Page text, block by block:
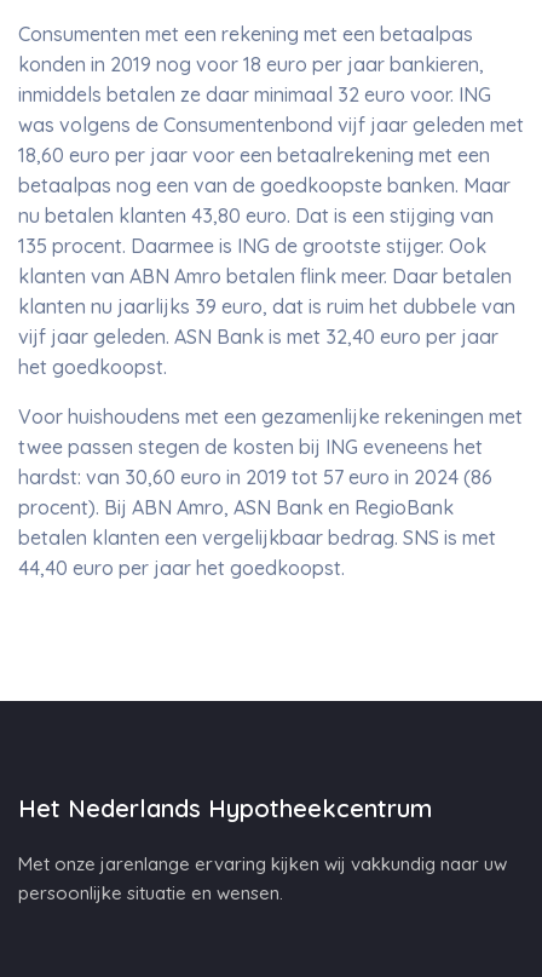
Consumenten met een rekening met een betaalpas
konden in 2019 nog voor 18 euro per jaar bankieren,
inmiddels betalen ze daar minimaal 32 euro voor. ING
was volgens de Consumentenbond vijf jaar geleden met
18,60 euro per jaar voor een betaalrekening met een
betaalpas nog een van de goedkoopste banken. Maar
nu betalen klanten 43,80 euro. Dat is een stijging van
135 procent. Daarmee is ING de grootste stijger. Ook
klanten van ABN Amro betalen flink meer. Daar betalen
klanten nu jaarlijks 39 euro, dat is ruim het dubbele van
vijf jaar geleden. ASN Bank is met 32,40 euro per jaar
het goedkoopst.
Voor huishoudens met een gezamenlijke rekeningen met
twee passen stegen de kosten bij ING eveneens het
hardst: van 30,60 euro in 2019 tot 57 euro in 2024 (86
procent). Bij ABN Amro, ASN Bank en RegioBank
betalen klanten een vergelijkbaar bedrag. SNS is met
44,40 euro per jaar het goedkoopst.
Het Nederlands Hypotheekcentrum
Met onze jarenlange ervaring kijken wij vakkundig naar uw
persoonlijke situatie en wensen.